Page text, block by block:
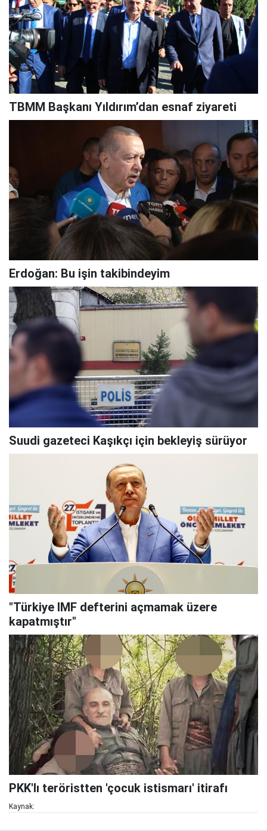
TBMM Başkanı Yıldırım’dan esnaf ziyareti
Erdoğan: Bu işin takibindeyim
Suudi gazeteci Kaşıkçı için bekleyiş sürüyor
"Türkiye IMF defterini açmamak üzere
kapatmıştır"
PKK'lı teröristten 'çocuk istismarı' itirafı
Kaynak: